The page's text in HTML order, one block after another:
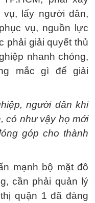
lấy người dân,
vụ, nguồn lực
phải giải quyết thủ
nhanh chóng,
mắc gì để giải
người dân khi
có như vậy họ mới
góp cho thành
mạnh bộ mặt đô
cần phải quản lý
quận 1 đã đàng